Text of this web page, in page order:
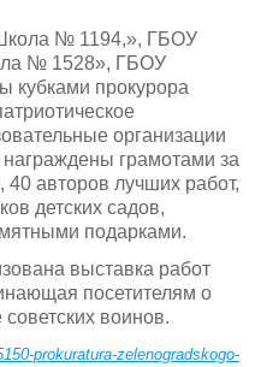
№ 1194,», ГБОУ
№ 1528», ГБОУ
прокурора
организации
награждены грамотами за
40 авторов лучших работ,
детских садов,
подарками.
выставка работ
посетителям о
воинов.
prokuratura-zelenogradskogo-